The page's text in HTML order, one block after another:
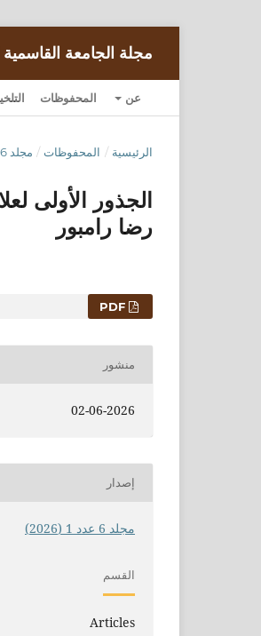
مجلة الجامعة
عن المحفوظات
الرئيسية / المحفوظات / مجلد 6 عدد 1 (2026)
الجذور
رضا رامبور
التنزيلات
PDF
منشور
02-06-2026
إصدار
مجلد 6 عدد 1 (2026)
القسم
Articles